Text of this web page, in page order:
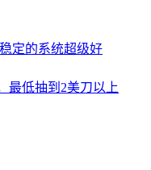
定的系统超级好
最低抽到2美刀以上